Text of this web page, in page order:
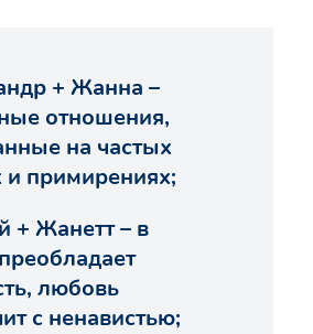
+ Жанна –
отношения,
на частых
и примирениях;
+ Жанетт – в
любовь
с ненавистью;